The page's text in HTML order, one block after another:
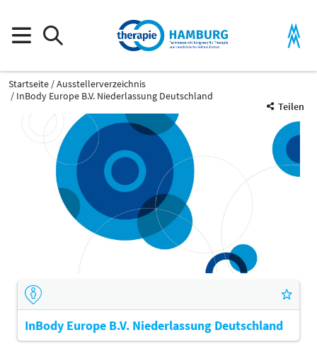
Startseite
Ausstellerverzeichnis
InBody Europe B.V. Niederlassung Deutschland
Teilen
InBody Europe B.V. Niederlassung Deutschland